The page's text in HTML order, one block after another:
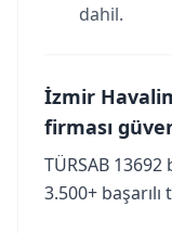
dahil.
İzmir
firması
TÜRSAB
3.500+ başarılı